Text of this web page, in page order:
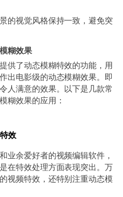
的视觉风格保持一致，避免突
糊效果
供了动态模糊特效的功能，用
出电影级的动态模糊效果。即
人满意的效果。以下是几款常
糊效果的应用：
效
业余爱好者的视频编辑软件，
在特效处理方面表现突出。万
视频特效，还特别注重动态模